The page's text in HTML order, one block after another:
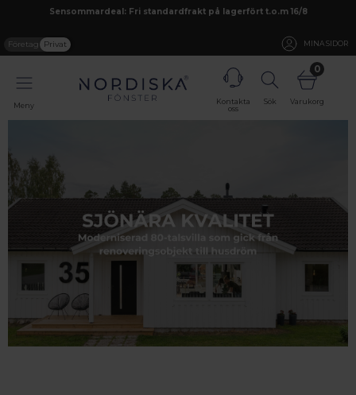
Sensommardeal: Fri standardfrakt på lagerfört t.o.m 16/8
Företag Privat MINA SIDOR
Meny
Kontakta
oss
Sök
0
Varukorg